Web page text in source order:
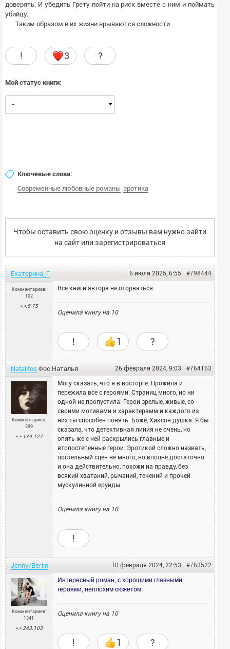
доверять. И убедить Грету пойти на риск вместе с ним и поймать
убийцу.
Таким образом в их жизни врываются сложности.
! 3 ?
Мой статус книги:
-
Ключевые слова:
Современные любовные романы эротика
Чтобы оставить свою оценку и отзывы вам нужно зайти
на сайт или зарегистрироваться
Екатерина_Г #798444
6 июля 2025, 6:55
Комментариев:
102
*.*.5.75
Все книги автора не оторваться
Оценила книгу на 10
! 1 ?
Natalifos Фос Наталья #764163
26 февраля 2024, 9:03
Комментариев:
299
*.*.179.127
Могу сказать, что я в восторге. Прожила и
пережила все с героями. Страниц много, но ни
одной не пропустила. Герои зрелые, живые, со
своими мотивами и характерамм и каждого из
них ты способен понять. Боже, Хиксон душка. Я бы
сказала, что детективная линия не очень, но
опять же с ней раскрылись главные и
втопостепенные герои. Эротикой сложно назвать,
постельный сцен не много, но вполне достаточно
и она действительно, похожи на правду, без
всякий хватаний, рычаний, течений и прочей
мускулинной ерунды.
Оценила книгу на 10
!
Jenny/Berlin #763522
10 февраля 2024, 22:53
Комментариев:
1341
*.*.243.103
Интересный роман, с хорошими главными
героями, неплохим сюжетом.
Оценила книгу на 10
! 1 ?